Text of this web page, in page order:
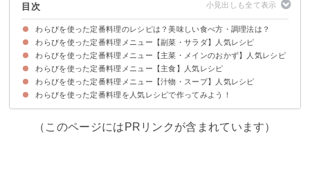
目次
わらびを使った定番料理のレシピは？美味しい食べ方・調理法は？
わらびを美味しく食べるにはあくの抜きが必要
わらびのおすすめの調理法
わらびを使った定番料理メニュー【副菜・サラダ】人気レシピ
①わらびの煮物
②めんつゆでプロの味！わらびのおひたし
③おつまみに！わらびのナムル
④わらびのごま油炒め
➄ワラビのきんぴら
⑥薬味代わりにわらびのタタキ
⑦作り置きにもおすすめのわらびの佃煮
⑧わらびのマヨ醤油あえ
わらびを使った定番料理メニュー【主菜・メインのおかず】人気レシピ
①わらびの天ぷら
②わらびの卵とじ
③子供に人気！わらびとタケノコの豚バラ炒め
④わらびと厚揚げの炒め煮
➄わらびとタケノコのそぼろ煮
⑥残り物で簡単！焼き鳥とわらびの炒め物
わらびを使った定番料理メニュー【主食】人気レシピ
①わらびの炊き込みご飯
②水煮でも！わらびの甘辛混ぜおこわ
③わらびとわかめのヘルシーうどん
④わらびとタケノコのパスタ
わらびを使った定番料理メニュー【汁物・スープ】人気レシピ
①簡単！わらびのお味噌汁
②わらびと松山あげのお味噌汁
③水煮でも！わらびとタケノコのトマトスープ
④わらびのかき玉スープ
わらびを使った定番料理を人気レシピで作ってみよう！
（このページにはPRリンクが含まれています）